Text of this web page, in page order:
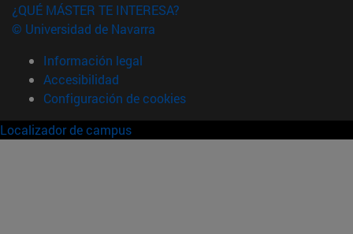
¿QUÉ MÁSTER TE INTERESA?
© Universidad de Navarra
Información legal
Accesibilidad
Configuración de cookies
Localizador de campus